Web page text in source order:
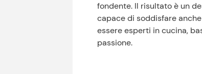
fondente. Il risultato è un
capace di soddisfare
essere esperti in cucina,
passione.